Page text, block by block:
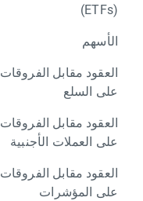
(ETFs)
الأسهم
العقود مقابل الفروقات
على السلع
العقود مقابل الفروقات
على العملات الأجنبية
العقود مقابل الفروقات
على المؤشرات